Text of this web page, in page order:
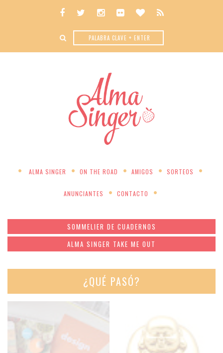
ALMA SINGER ON THE ROAD AMIGOS SORTEOS
ANUNCIANTES CONTACTO
SOMMELIER DE CUADERNOS
ALMA SINGER TAKE ME OUT
¿QUÉ PASÓ?